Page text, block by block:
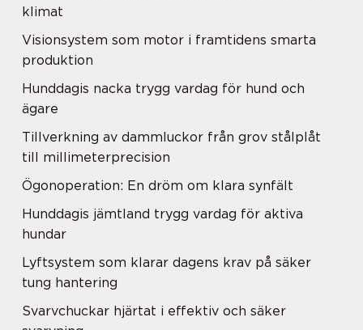
klimat
Visionsystem som motor i framtidens smarta
produktion
Hunddagis nacka trygg vardag för hund och
ägare
Tillverkning av dammluckor från grov stålplåt
till millimeterprecision
Ögonoperation: En dröm om klara synfält
Hunddagis jämtland trygg vardag för aktiva
hundar
Lyftsystem som klarar dagens krav på säker
tung hantering
Svarvchuckar hjärtat i effektiv och säker